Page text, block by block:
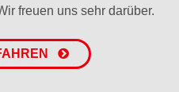
freuen uns sehr darüber.